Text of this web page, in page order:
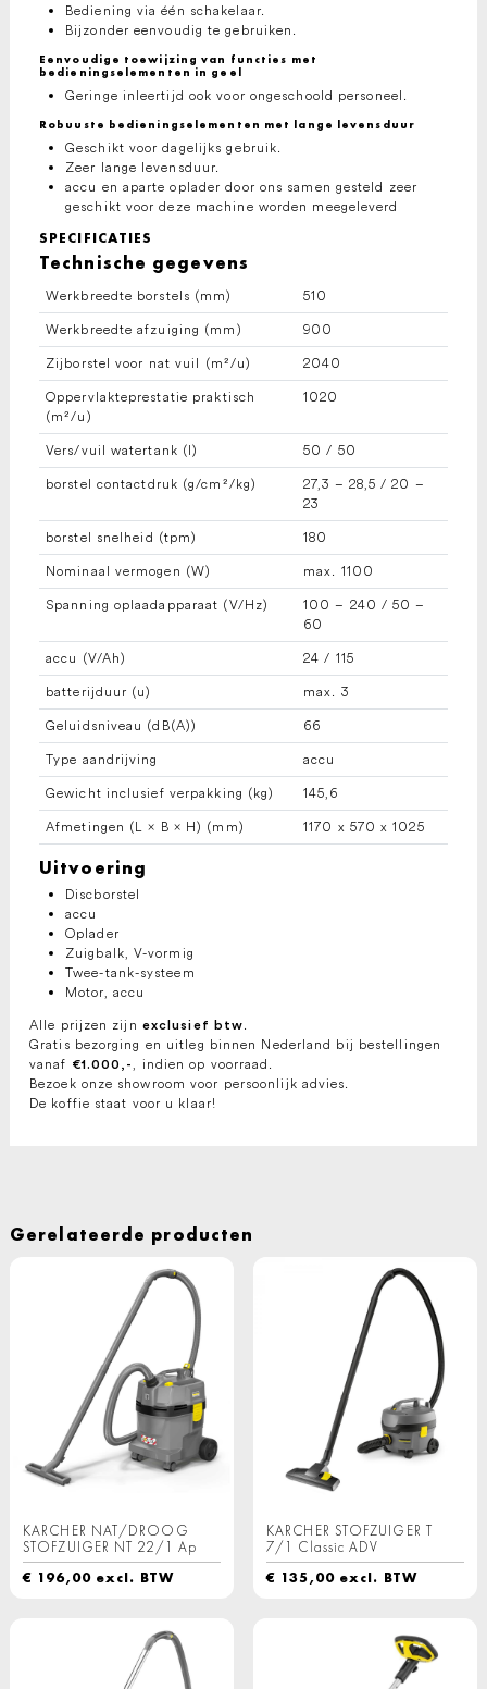
Bediening via één schakelaar.
Bijzonder eenvoudig te gebruiken.
Eenvoudige toewijzing van functies met
bedieningselementen in geel
Geringe inleertijd ook voor ongeschoold personeel.
Robuuste bedieningselementen met lange levensduur
Geschikt voor dagelijks gebruik.
Zeer lange levensduur.
accu en aparte oplader door ons samen gesteld zeer
geschikt voor deze machine worden meegeleverd
SPECIFICATIES
Technische gegevens
Werkbreedte borstels (mm) 510
Werkbreedte afzuiging (mm) 900
Zijborstel voor nat vuil (m²/u) 2040
Oppervlakteprestatie praktisch
(m²/u)
1020
Vers/vuil watertank (l) 50 / 50
borstel contactdruk (g/cm²/kg)
27,3 – 28,5 / 20 –
23
borstel snelheid (tpm) 180
Nominaal vermogen (W) max. 1100
Spanning oplaadapparaat (V/Hz)
100 – 240 / 50 –
60
accu (V/Ah) 24 / 115
batterijduur (u) max. 3
Geluidsniveau (dB(A)) 66
Type aandrijving accu
Gewicht inclusief verpakking (kg) 145,6
Afmetingen (L × B × H) (mm) 1170 x 570 x 1025
Uitvoering
Discborstel
accu
Oplader
Zuigbalk, V-vormig
Twee-tank-systeem
Motor, accu
Alle prijzen zijn exclusief btw.
Gratis bezorging en uitleg binnen Nederland bij bestellingen
vanaf €1.000,- , indien op voorraad.
Bezoek onze showroom voor persoonlijk advies.
De koffie staat voor u klaar!
Gerelateerde producten
KARCHER NAT/DROOG
STOFZUIGER NT 22/1 Ap
€ 196,00excl. BTW
KARCHER STOFZUIGER T
7/1 Classic ADV
€ 135,00excl. BTW